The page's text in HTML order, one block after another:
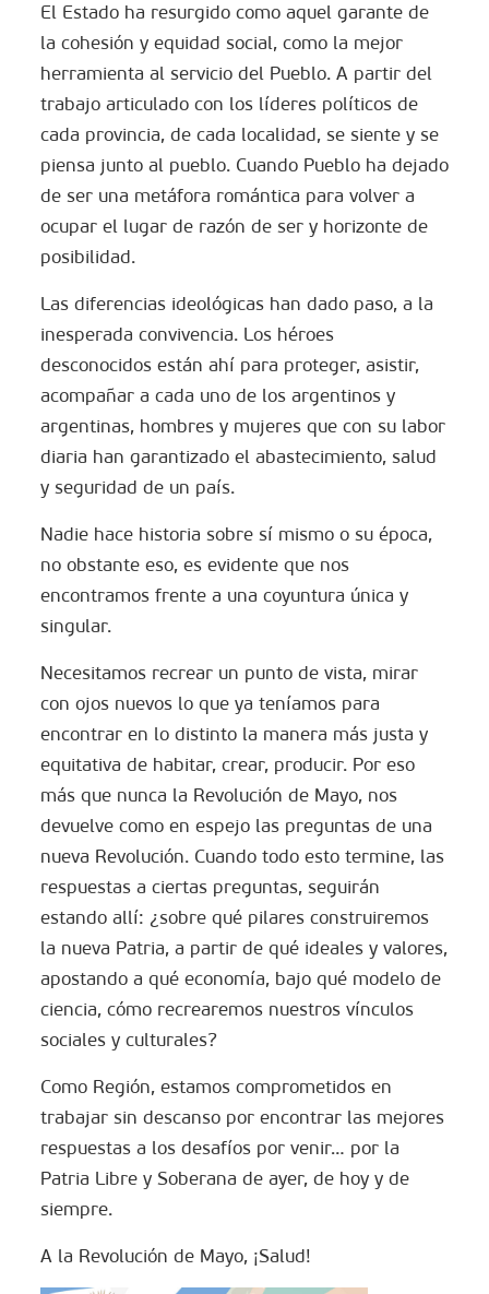
El Estado ha resurgido como aquel garante de
la cohesión y equidad social, como la mejor
herramienta al servicio del Pueblo. A partir del
trabajo articulado con los líderes políticos de
cada provincia, de cada localidad, se siente y se
piensa junto al pueblo. Cuando Pueblo ha dejado
de ser una metáfora romántica para volver a
ocupar el lugar de razón de ser y horizonte de
posibilidad.
Las diferencias ideológicas han dado paso, a la
inesperada convivencia. Los héroes
desconocidos están ahí para proteger, asistir,
acompañar a cada uno de los argentinos y
argentinas, hombres y mujeres que con su labor
diaria han garantizado el abastecimiento, salud
y seguridad de un país.
Nadie hace historia sobre sí mismo o su época,
no obstante eso, es evidente que nos
encontramos frente a una coyuntura única y
singular.
Necesitamos recrear un punto de vista, mirar
con ojos nuevos lo que ya teníamos para
encontrar en lo distinto la manera más justa y
equitativa de habitar, crear, producir. Por eso
más que nunca la Revolución de Mayo, nos
devuelve como en espejo las preguntas de una
nueva Revolución. Cuando todo esto termine, las
respuestas a ciertas preguntas, seguirán
estando allí: ¿sobre qué pilares construiremos
la nueva Patria, a partir de qué ideales y valores,
apostando a qué economía, bajo qué modelo de
ciencia, cómo recrearemos nuestros vínculos
sociales y culturales?
Como Región, estamos comprometidos en
trabajar sin descanso por encontrar las mejores
respuestas a los desafíos por venir… por la
Patria Libre y Soberana de ayer, de hoy y de
siempre.
A la Revolución de Mayo, ¡Salud!